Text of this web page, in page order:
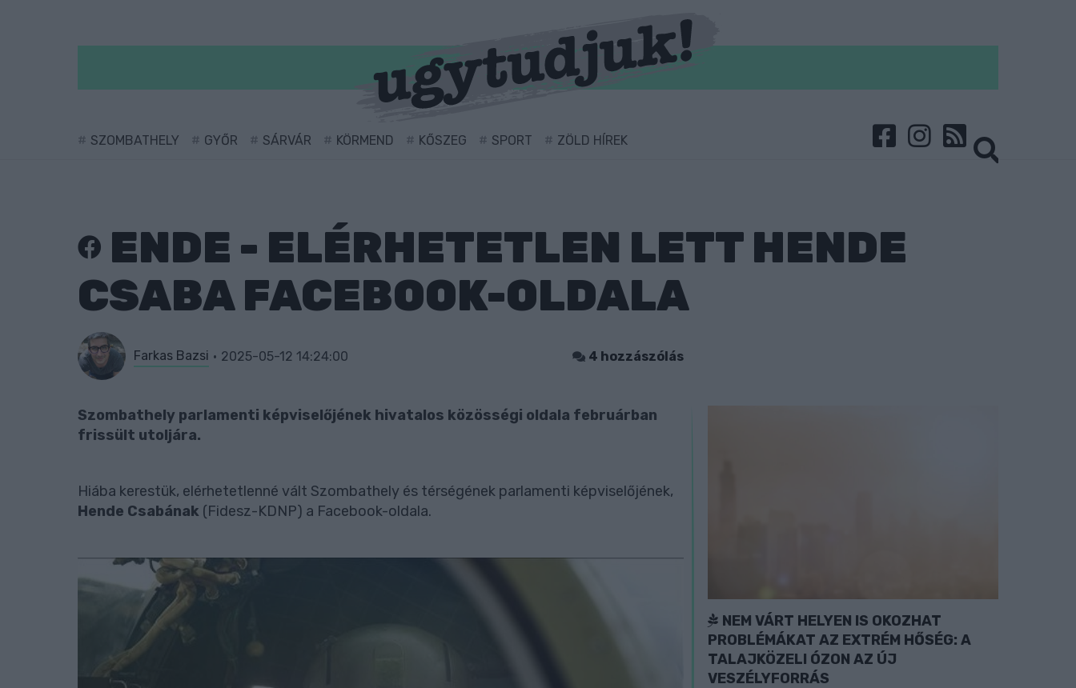
SZOMBATHELY GYŐR SÁRVÁR KÖRMEND KŐSZEG SPORT ZÖLD HÍREK
ENDE - ELÉRHETETLEN LETT HENDE
CSABA FACEBOOK-OLDALA
Farkas Bazsi 2025-05-12 14:24:00 4 hozzászólás
Szombathely parlamenti képviselőjének hivatalos közösségi oldala februárban
frissült utoljára.
Hiába kerestük, elérhetetlenné vált Szombathely és térségének parlamenti képviselőjének,
Hende Csabának (Fidesz-KDNP) a Facebook-oldala.
NEM VÁRT HELYEN IS OKOZHAT
PROBLÉMÁKAT AZ EXTRÉM HŐSÉG: A
TALAJKÖZELI ÓZON AZ ÚJ
VESZÉLYFORRÁS